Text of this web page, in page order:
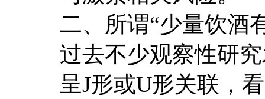
二、所谓“少量饮酒
过去不少观察性研
呈J形或U形关联，